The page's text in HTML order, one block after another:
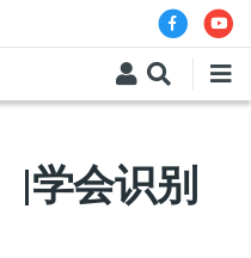
|学会识别